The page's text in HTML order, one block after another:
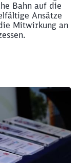
Bahn auf die
Ansätze
Mitwirkung an